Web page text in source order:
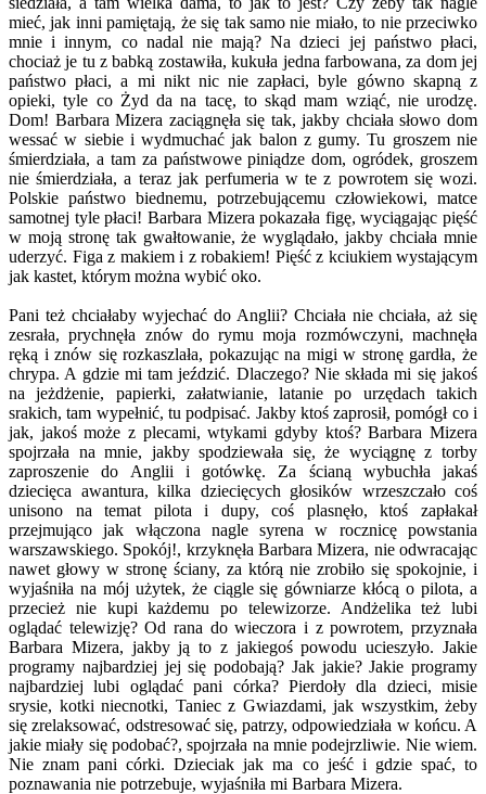
mieć, jak inni pamiętają, że się tak samo nie miało, to nie przeciwko
mnie i innym, co nadal nie mają? Na dzieci jej państwo płaci,
chociaż je tu z babką zostawiła, kukuła jedna farbowana, za dom jej
państwo płaci, a mi nikt nic nie zapłaci, byle gówno skapną z
opieki, tyle co Żyd da na tacę, to skąd mam wziąć, nie urodzę.
Dom! Barbara Mizera zaciągnęła się tak, jakby chciała słowo dom
wessać w siebie i wydmuchać jak balon z gumy. Tu groszem nie
śmierdziała, a tam za państwowe piniądze dom, ogródek, groszem
nie śmierdziała, a teraz jak perfumeria w te z powrotem się wozi.
Polskie państwo biednemu, potrzebującemu człowiekowi, matce
samotnej tyle płaci! Barbara Mizera pokazała figę, wyciągając pięść
w moją stronę tak gwałtowanie, że wyglądało, jakby chciała mnie
uderzyć. Figa z makiem i z robakiem! Pięść z kciukiem wystającym
jak kastet, którym można wybić oko.
Pani też chciałaby wyjechać do Anglii? Chciała nie chciała, aż się
zesrała, prychnęła znów do rymu moja rozmówczyni, machnęła
ręką i znów się rozkaszlała, pokazując na migi w stronę gardła, że
chrypa. A gdzie mi tam jeździć. Dlaczego? Nie składa mi się jakoś
na jeżdżenie, papierki, załatwianie, latanie po urzędach takich
srakich, tam wypełnić, tu podpisać. Jakby ktoś zaprosił, pomógł co i
jak, jakoś może z plecami, wtykami gdyby ktoś? Barbara Mizera
spojrzała na mnie, jakby spodziewała się, że wyciągnę z torby
zaproszenie do Anglii i gotówkę. Za ścianą wybuchła jakaś
dziecięca awantura, kilka dziecięcych głosików wrzeszczało coś
unisono na temat pilota i dupy, coś plasnęło, ktoś zapłakał
przejmująco jak włączona nagle syrena w rocznicę powstania
warszawskiego. Spokój!, krzyknęła Barbara Mizera, nie odwracając
nawet głowy w stronę ściany, za którą nie zrobiło się spokojnie, i
wyjaśniła na mój użytek, że ciągle się gówniarze kłócą o pilota, a
przecież nie kupi każdemu po telewizorze. Andżelika też lubi
oglądać telewizję? Od rana do wieczora i z powrotem, przyznała
Barbara Mizera, jakby ją to z jakiegoś powodu ucieszyło. Jakie
programy najbardziej jej się podobają? Jak jakie? Jakie programy
najbardziej lubi oglądać pani córka? Pierdoły dla dzieci, misie
srysie, kotki niecnotki, Taniec z Gwiazdami, jak wszystkim, żeby
się zrelaksować, odstresować się, patrzy, odpowiedziała w końcu. A
jakie miały się podobać?, spojrzała na mnie podejrzliwie. Nie wiem.
Nie znam pani córki. Dzieciak jak ma co jeść i gdzie spać, to
poznawania nie potrzebuje, wyjaśniła mi Barbara Mizera.